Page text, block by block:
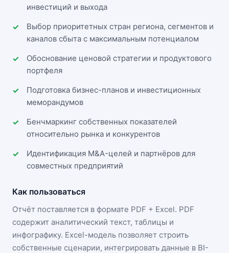
инвестиций и выхода
Выбор приоритетных стран региона, сегментов и
каналов сбыта с максимальным потенциалом
Обоснование ценовой стратегии и продуктового
портфеля
Подготовка бизнес-планов и инвестиционных
меморандумов
Бенчмаркинг собственных показателей
относительно рынка и конкурентов
Идентификация M&A-целей и партнёров для
совместных предприятий
Как пользоваться
Отчёт поставляется в формате PDF + Excel. PDF
содержит аналитический текст, таблицы и
инфографику. Excel-модель позволяет строить
собственные сценарии, интегрировать данные в BI-